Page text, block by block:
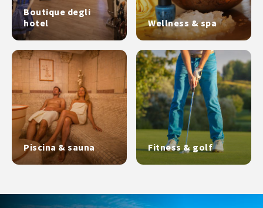
Boutique degli
hotel
Wellness & spa
Piscina & sauna Fitness & golf